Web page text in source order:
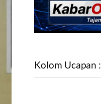
Kolom Ucapan :